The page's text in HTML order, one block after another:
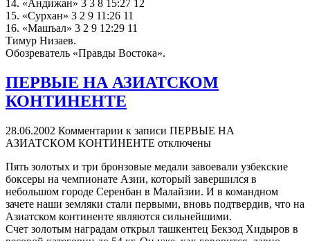
14. «Андижан» 3 3 8 15:27 12
15. «Сурхан» 3 2 9 11:26 11
16. «Машъал» 3 2 9 12:29 11
Тимур Низаев.
Обозреватель «Правды Востока».
ПЕРВЫЕ НА АЗИАТСКОМ
КОНТИНЕНТЕ
28.06.2002 Комментарии к записи ПЕРВЫЕ НА
АЗИАТСКОМ КОНТИНЕНТЕ отключены
Пять золотых и три бронзовые медали завоевали узбекские
боксеры на чемпионате Азии, который завершился в
небольшом городе Серенбан в Малайзии. И в командном
зачете наши земляки стали первыми, вновь подтвердив, что на
Азиатском континенте являются сильнейшими.
Счет золотым наградам открыл ташкентец Бекзод Хидыров в